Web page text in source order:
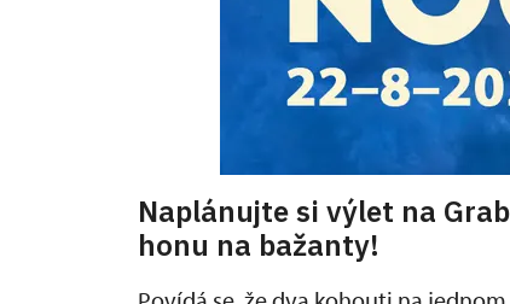
Naplánujte si výlet na
honu na bažanty!